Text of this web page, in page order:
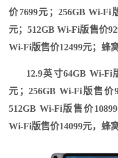
价7699元；256GB Wi-Fi
元；512GB Wi-Fi版售价
Wi-Fi版售价12499元；蜂
12.9英寸64GB Wi-Fi
元；256GB Wi-Fi版售价
512GB Wi-Fi版售价
Wi-Fi版售价14099元，蜂